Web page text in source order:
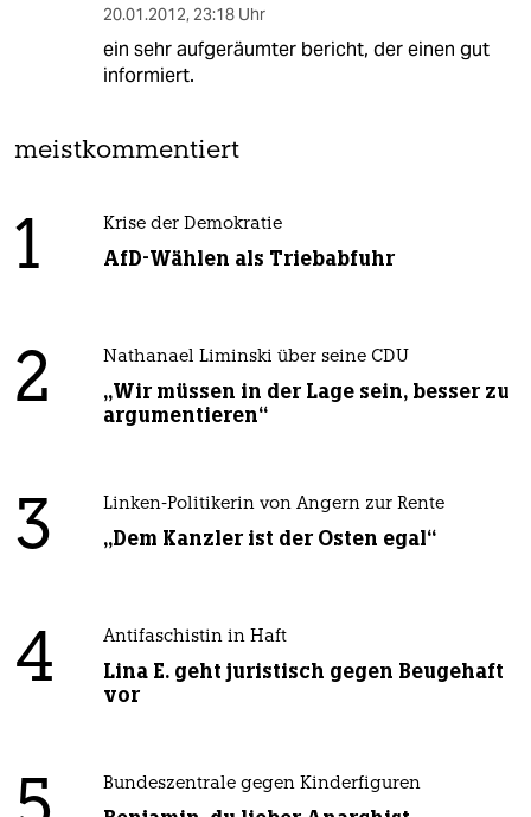
20.01.2012, 23:18 Uhr
ein sehr aufgeräumter bericht, der einen gut
informiert.
meistkommentiert
1 Krise der Demokratie
AfD-Wählen als Triebabfuhr
2 Nathanael Liminski über seine CDU
„Wir müssen in der Lage sein, besser zu
argumentieren“
3 Linken-Politikerin von Angern zur Rente
„Dem Kanzler ist der Osten egal“
4 Antifaschistin in Haft
Lina E. geht juristisch gegen Beugehaft
vor
Bundeszentrale gegen Kinderfiguren